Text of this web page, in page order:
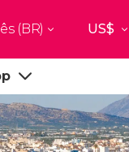
destinos
Estados
Hungria
(BR)